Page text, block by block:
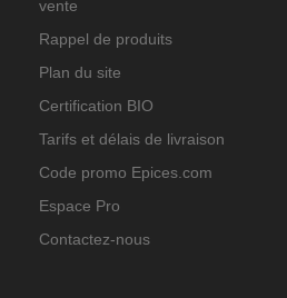
vente
Rappel de produits
Plan du site
Certification BIO
Tarifs et délais de livraison
Code promo Epices.com
Espace Pro
Contactez-nous